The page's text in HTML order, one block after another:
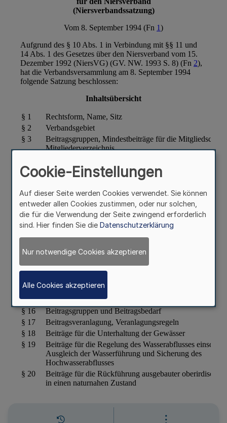
Cookie-Einstellungen
Auf dieser Seite werden Cookies verwendet. Sie können
entweder allen Cookies zustimmen, oder nur solchen,
die für die Verwendung der Seite zwingend erforderlich
sind. Hier finden Sie die Datenschutzerklärung
Nur notwendige Cookies akzeptieren
Alle Cookies akzeptieren